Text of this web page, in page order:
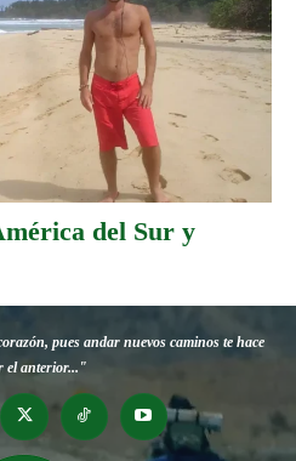
del Sur y
pues andar nuevos caminos te hace
el anterior..."